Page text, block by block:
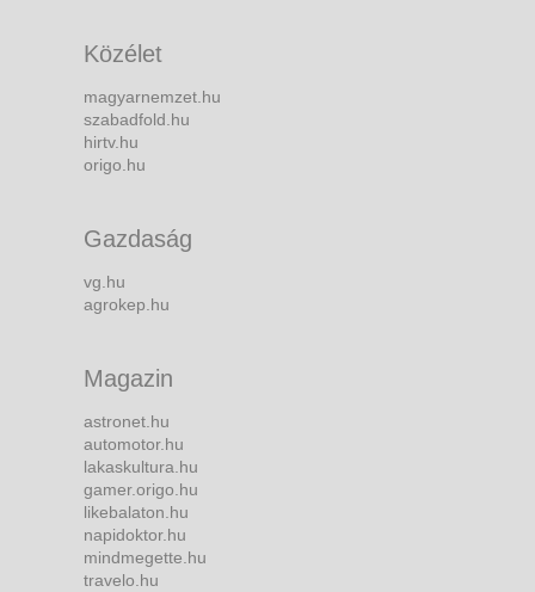
Közélet
magyarnemzet.hu
szabadfold.hu
hirtv.hu
origo.hu
Gazdaság
vg.hu
agrokep.hu
Magazin
astronet.hu
automotor.hu
lakaskultura.hu
gamer.origo.hu
likebalaton.hu
napidoktor.hu
mindmegette.hu
travelo.hu